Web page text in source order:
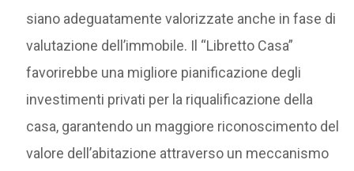
siano adeguatamente valorizzate anche in fase di
valutazione dell’immobile. Il “Libretto Casa”
favorirebbe una migliore pianificazione degli
investimenti privati per la riqualificazione della
casa, garantendo un maggiore riconoscimento del
valore dell’abitazione attraverso un meccanismo